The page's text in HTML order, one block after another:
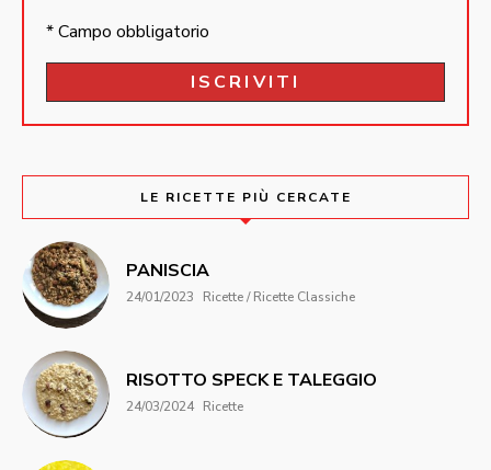
* Campo obbligatorio
LE RICETTE PIÙ CERCATE
PANISCIA
24/01/2023 Ricette / Ricette Classiche
RISOTTO SPECK E TALEGGIO
24/03/2024 Ricette